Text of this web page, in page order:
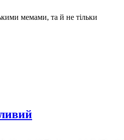
мемами, та й не тільки